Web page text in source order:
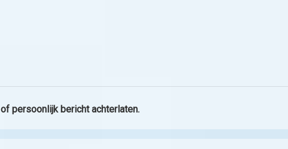
persoonlijk bericht achterlaten.